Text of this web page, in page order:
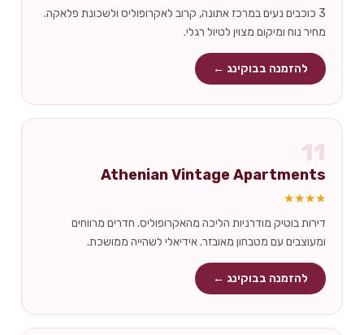
3 כוכבים נעים במרכז אתונה, קרוב לאקרופוליס ולשכונת פלאקה.
מחיר נוח ומיקום מצוין לטיול רגלי.
להזמנה בבוקינג ←
11
Athenian Vintage Apartments
★★★★
דירות בוטיק מודרניות הליכה מהאקרופוליס. חדרים מרווחים
ומעוצבים עם מטבחון מאובזר. אידיאלי לשהייה ממושכת.
להזמנה בבוקינג ←